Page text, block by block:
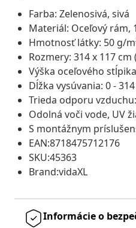
Farba: Zelenosivá, sivá
Materiál: Oceľový rám,
Hmotnosť látky: 50 g/
Rozmery: 314 x 117 cm
Výška oceľového
Dĺžka vysúvania: 0 -
Trieda odporu
Odolná voči vode, UV
S montážnym
EAN:8718475712176
SKU:45363
Brand:vidaXL
Informácie o